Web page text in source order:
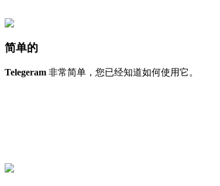
简单的
Telegeram 非常简单，您已经知道如何使用它。